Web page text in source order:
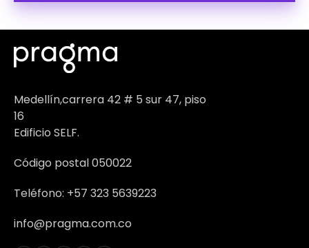
Medellín,carrera 42 # 5 sur 47, piso
16
Edificio SELF.
Código postal 050022
Teléfono: +57 323 5639223
info@pragma.com.co